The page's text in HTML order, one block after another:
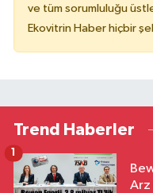
ve tüm sorumluluğu
Ekovitrin Haber hiçbir
Trend Haberler
Arz
1